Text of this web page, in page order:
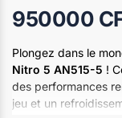
950000
Plongez dans le
Nitro 5 AN515-5 !
des performances
jeu et un